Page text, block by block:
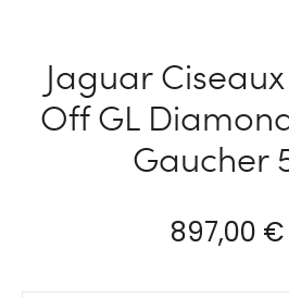
Jaguar
Off GL
Gaucher
897,00 €